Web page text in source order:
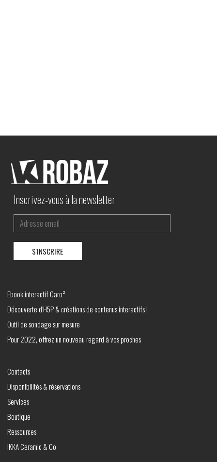
Inscrivez-vous à la newsletter
Ebook interactif Caro²
Découverte d’H5P & créations de contenus interactifs !
Outil de sondage sur mesure
Pour 2022, offrez un nouveau regard à vos proches
Contacts
Disponibilités & réservations
Services
Boutique
Ressources
IKKA Ceramic & Co